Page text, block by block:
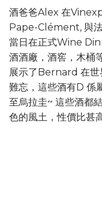
酒爸爸Alex 在
Pape-Clément, 與
當日在正式Wine
酒酒廠，酒窖，木桶
展示了Bernard 在世
難忘，這些酒有D 係
至烏拉圭~ 這些酒都
色的風土，性價比甚